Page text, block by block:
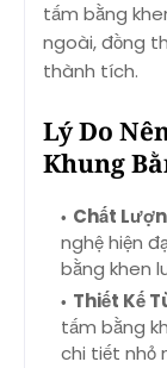
tấm bằng
ngoài, đồng
thành tích.
Lý Do
Khung
Chất
nghệ hiện
bằng khen
Thiết Kế
tấm bằng
chi tiết nhỏ